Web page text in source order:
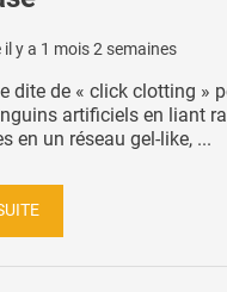
y a 1 mois 2 semaines
dite de « click clotting »
artificiels en liant
en un réseau gel-like, ...